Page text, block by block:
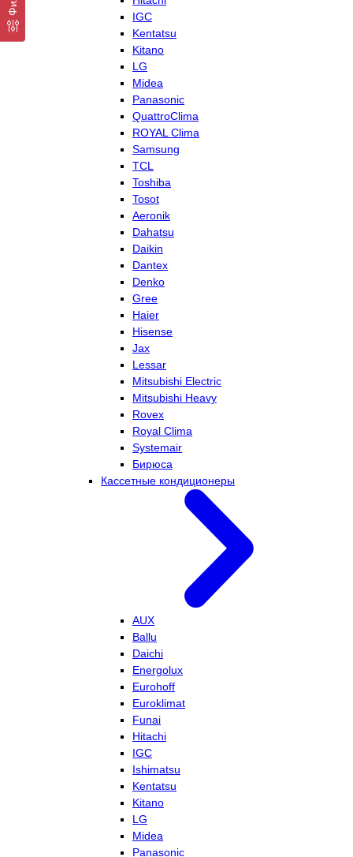
IGC
Kentatsu
Kitano
LG
Midea
Panasonic
QuattroClima
ROYAL Clima
Samsung
TCL
Toshiba
Tosot
Aeronik
Dahatsu
Daikin
Dantex
Denko
Gree
Haier
Hisense
Jax
Lessar
Mitsubishi Electric
Mitsubishi Heavy
Rovex
Royal Clima
Systemair
Бирюса
Кассетные кондиционеры
AUX
Ballu
Daichi
Energolux
Eurohoff
Euroklimat
Funai
Hitachi
IGC
Ishimatsu
Kentatsu
Kitano
LG
Midea
Panasonic